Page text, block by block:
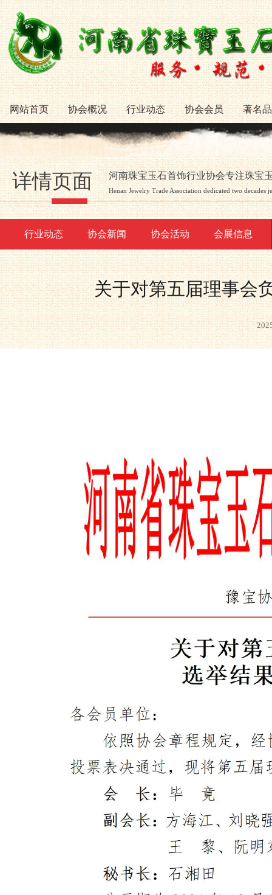
网站首页 协会概况 行业动态 协会会员 著名
详情页面 河南珠宝玉石首饰行业协会专注珠宝
Henan Jewelry Trade Association dedicated two decades
行业动态 协会新闻 协会活动 会展信息
关于对第五届理事会